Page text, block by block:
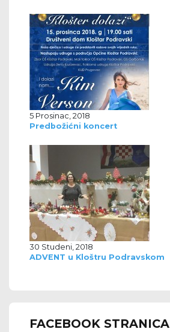
5 Prosinac, 2018
Predbožićni koncert
30 Studeni, 2018
ADVENT u Kloštru Podravskom
FACEBOOK STRANICA